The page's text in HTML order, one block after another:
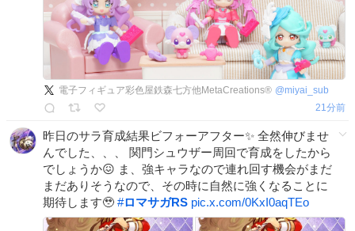
電子フィギュア彩色屋鉄森七方他MetaCreations®︎ @miyai_sub
21分前
昨日のサラ育成結果ビフォーアフター✨ 全然伸びませ
んでした、、、 関門シュウザー周回で育成をしたから
でしょうか😖 ま、強キャラなので連れ回す機会がまだ
まだありそうなので、その時に自然に強くなることに
期待します🥹 #ロマサガRS pic.x.com/0KxI0aqTEo